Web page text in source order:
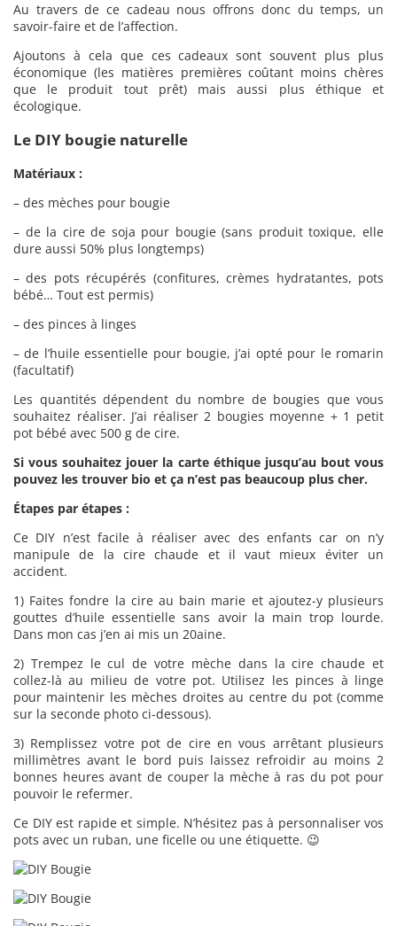
Au travers de ce cadeau nous offrons donc du temps, un
savoir-faire et de l’affection.
Ajoutons à cela que ces cadeaux sont souvent plus plus
économique (les matières premières coûtant moins chères
que le produit tout prêt) mais aussi plus éthique et
écologique.
Le DIY bougie naturelle
Matériaux :
– des mèches pour bougie
– de la cire de soja pour bougie (sans produit toxique, elle
dure aussi 50% plus longtemps)
– des pots récupérés (confitures, crèmes hydratantes, pots
bébé… Tout est permis)
– des pinces à linges
– de l’huile essentielle pour bougie, j’ai opté pour le romarin
(facultatif)
Les quantités dépendent du nombre de bougies que vous
souhaitez réaliser. J’ai réaliser 2 bougies moyenne + 1 petit
pot bébé avec 500 g de cire.
Si vous souhaitez jouer la carte éthique jusqu’au bout vous
pouvez les trouver bio et ça n’est pas beaucoup plus cher.
Étapes par étapes :
Ce DIY n’est facile à réaliser avec des enfants car on n’y
manipule de la cire chaude et il vaut mieux éviter un
accident.
1) Faites fondre la cire au bain marie et ajoutez-y plusieurs
gouttes d’huile essentielle sans avoir la main trop lourde.
Dans mon cas j’en ai mis un 20aine.
2) Trempez le cul de votre mèche dans la cire chaude et
collez-là au milieu de votre pot. Utilisez les pinces à linge
pour maintenir les mèches droites au centre du pot (comme
sur la seconde photo ci-dessous).
3) Remplissez votre pot de cire en vous arrêtant plusieurs
millimètres avant le bord puis laissez refroidir au moins 2
bonnes heures avant de couper la mèche à ras du pot pour
pouvoir le refermer.
Ce DIY est rapide et simple. N’hésitez pas à personnaliser vos
pots avec un ruban, une ficelle ou une étiquette. 😉